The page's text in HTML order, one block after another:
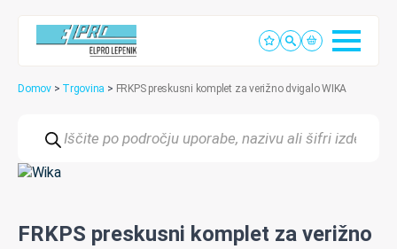
Domov > Trgovina > FRKPS preskusni komplet za verižno dvigalo WIKA
search
FRKPS preskusni komplet za verižno